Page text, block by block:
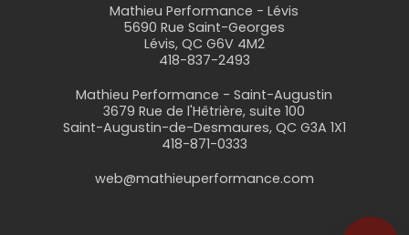
Mathieu Performance - Lévis
5690 Rue Saint-Georges
Lévis, QC G6V 4M2
418-837-2493
Mathieu Performance - Saint-Augustin
3679 Rue de l'Hêtrière, suite 100
Saint-Augustin-de-Desmaures, QC G3A 1X1
418-871-0333
web@mathieuperformance.com